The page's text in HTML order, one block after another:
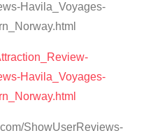
Havila_Voyages-
Havila_Voyages-
ShowUserReviews-